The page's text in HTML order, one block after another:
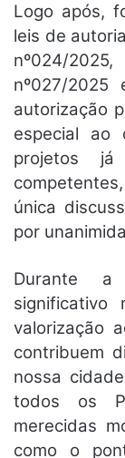
Logo após,
leis de
nº024/
nº027/2025
autorização
especial ao
projetos já
única
por
Durante
significativo
valorização
contribuem
nossa
todos os
merecidas
como o